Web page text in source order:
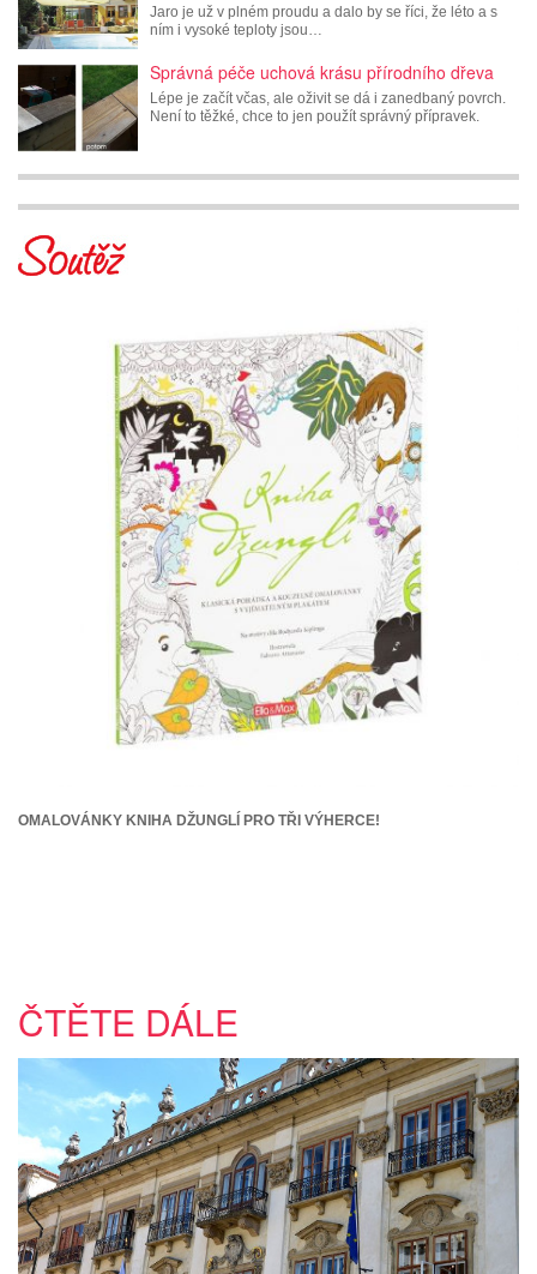
Jaro je už v plném proudu a dalo by se říci, že léto a s
ním i vysoké teploty jsou…
Správná péče uchová krásu přírodního dřeva
Lépe je začít včas, ale oživit se dá i zanedbaný povrch.
Není to těžké, chce to jen použít správný přípravek.
OMALOVÁNKY KNIHA DŽUNGLÍ PRO TŘI VÝHERCE!
ČTĚTE DÁLE